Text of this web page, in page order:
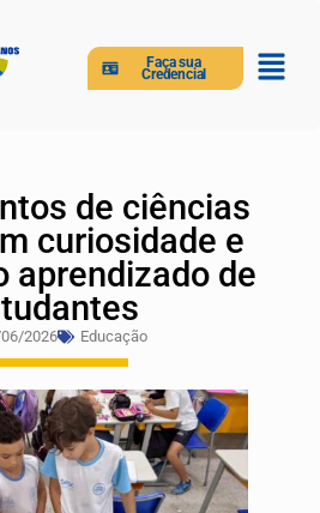
Faça sua
Credencial
de ciências
curiosidade e
aprendizado de
2026 Educação